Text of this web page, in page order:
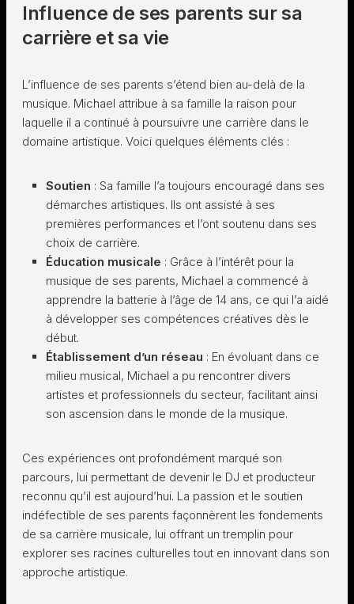
Influence de ses parents sur sa
carrière et sa vie
L’influence de ses parents s’étend bien au-delà de la
musique. Michael attribue à sa famille la raison pour
laquelle il a continué à poursuivre une carrière dans le
domaine artistique. Voici quelques éléments clés :
Soutien : Sa famille l’a toujours encouragé dans ses
démarches artistiques. Ils ont assisté à ses
premières performances et l’ont soutenu dans ses
choix de carrière.
Éducation musicale : Grâce à l’intérêt pour la
musique de ses parents, Michael a commencé à
apprendre la batterie à l’âge de 14 ans, ce qui l’a aidé
à développer ses compétences créatives dès le
début.
Établissement d’un réseau : En évoluant dans ce
milieu musical, Michael a pu rencontrer divers
artistes et professionnels du secteur, facilitant ainsi
son ascension dans le monde de la musique.
Ces expériences ont profondément marqué son
parcours, lui permettant de devenir le DJ et producteur
reconnu qu’il est aujourd’hui. La passion et le soutien
indéfectible de ses parents façonnèrent les fondements
de sa carrière musicale, lui offrant un tremplin pour
explorer ses racines culturelles tout en innovant dans son
approche artistique.